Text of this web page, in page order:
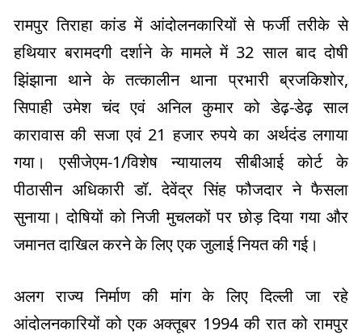
रामपुर तिराहा कांड में आंदोलनकारियों से फर्जी तरीके से
हथियार बरामदगी दर्शाने के मामले में 32 साल बाद दोषी
झिंझाना थाने के तत्कालीन थाना प्रभारी ब्रजकिशोर,
सिपाही उमेश चंद एवं अनिल कुमार को डेढ़-डेढ़ साल
कारावास की सजा एवं 21 हजार रुपये का अर्थदंड लगाया
गया। एसीजेएम-1/विशेष न्यायालय सीबीआई कोर्ट के
पीठासीन अधिकारी डॉ. देवेंद्र सिंह फौजदार ने फैसला
सुनाया। दोषियों को निजी मुचलकों पर छोड़ दिया गया और
जमानत दाखिल करने के लिए एक जुलाई नियत की गई।
अलग राज्य निर्माण की मांग के लिए दिल्ली जा रहे
आंदोलनकारियों को एक अक्तूबर 1994 की रात को रामपुर